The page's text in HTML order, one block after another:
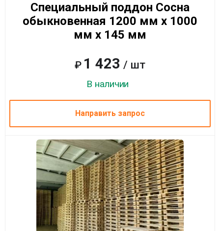
Специальный поддон Сосна
обыкновенная 1200 мм x 1000
мм x 145 мм
₽ 1 423 / шт
В наличии
Направить запрос